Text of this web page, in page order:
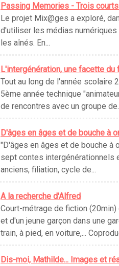
Passing Memories - Trois
Le projet Mix@ges a exploré,
d'utiliser les médias
les aînés. En...
L'intergénération, une facette du
Tout au long de l'année scolaire
5ème année technique
de rencontres avec un groupe de...
D'âges en âges et de bouche à
"D'âges en âges et de bouche à
sept contes intergénérationnels
anciens, filiation, cycle de...
A la recherche d'Alfred
Court-métrage de fiction
et d'un jeune garçon dans une
train, à pied, en voiture,...
Dis-moi, Mathilde... Images et